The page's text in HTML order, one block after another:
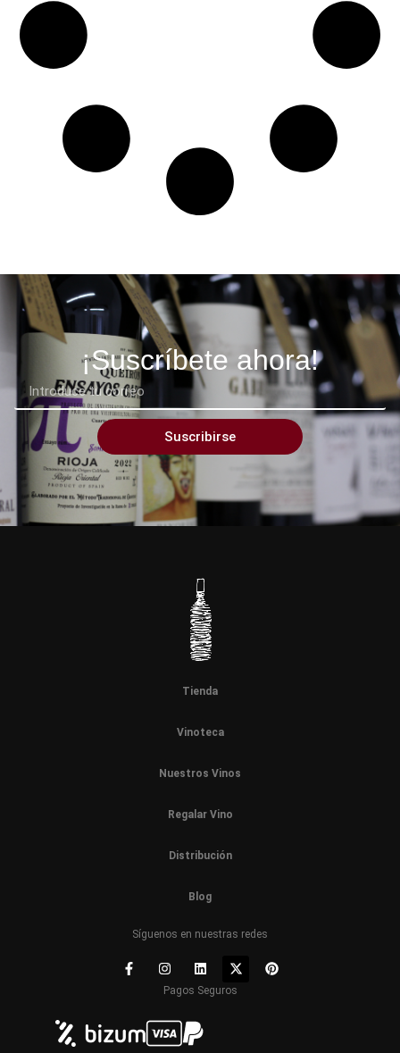
¡Suscríbete ahora!
Suscribirse
Tienda
Vinoteca
Nuestros Vinos
Regalar Vino
Distribución
Blog
Síguenos en nuestras redes
Pagos Seguros